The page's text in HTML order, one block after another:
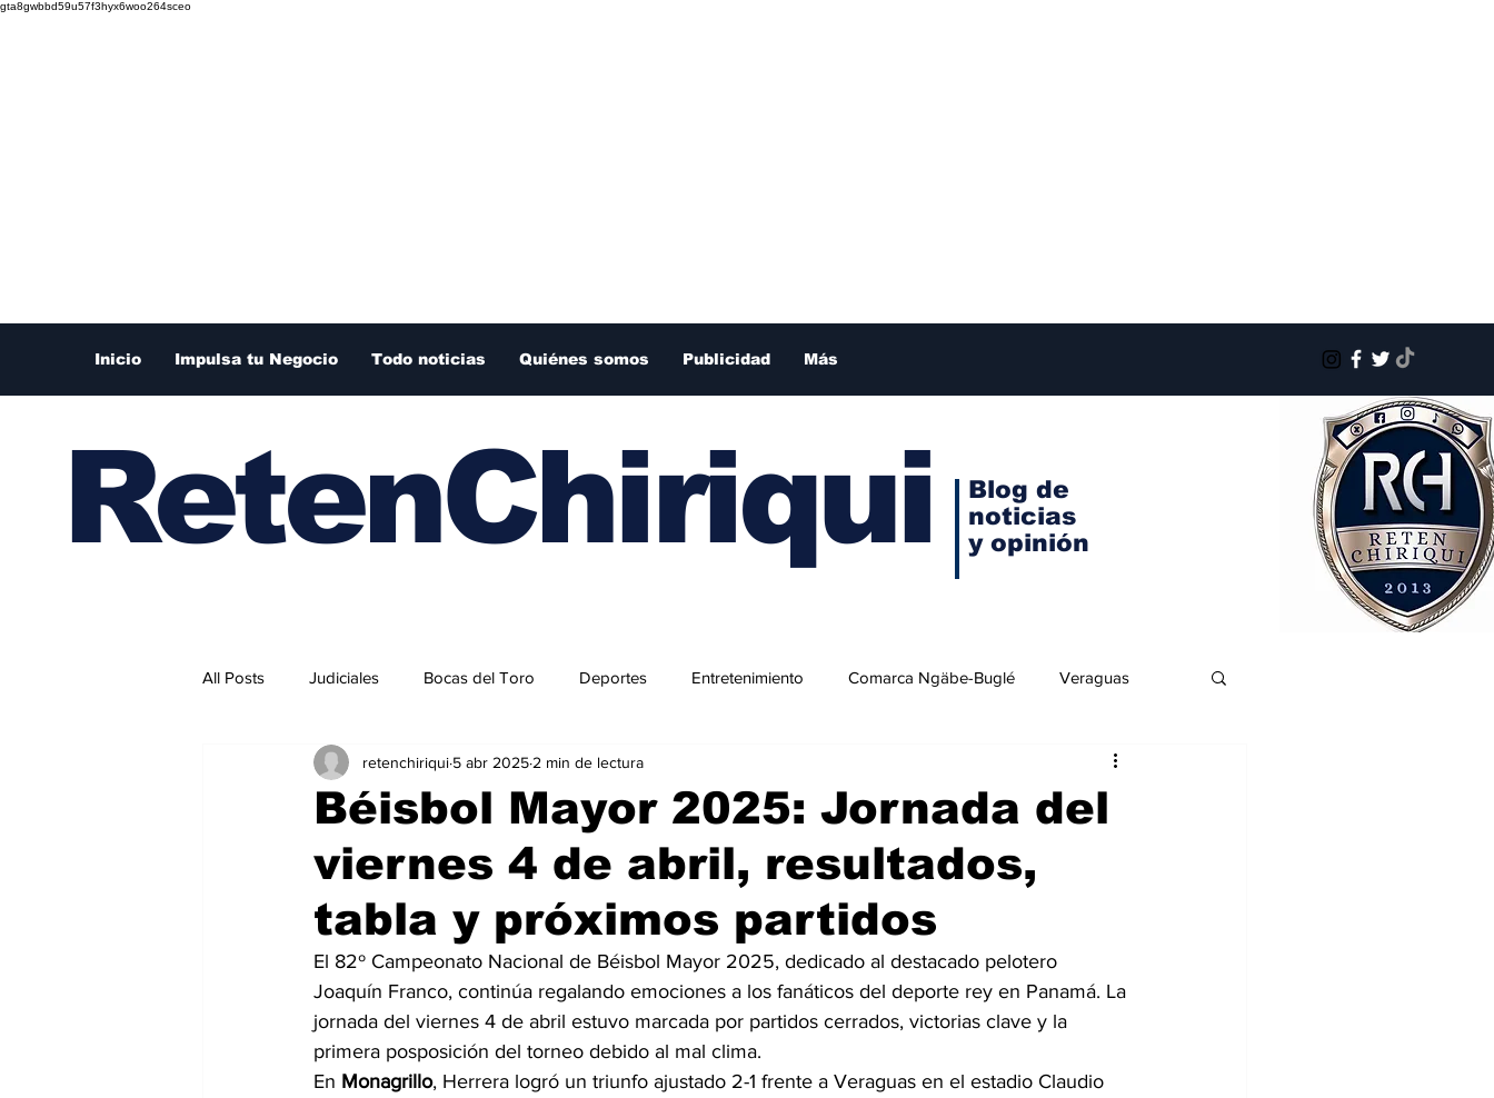
gta8gwbbd59u57f3hyx6woo264sceo
Inicio Impulsa tu Negocio Todo noticias Quiénes somos Publicidad Más
RetenChiriqui
Blog de
noticias
y opinión
All Posts Judiciales Bocas del Toro Deportes Entretenimiento Comarca Ngäbe-Buglé Veraguas
Internacionales
Béisbol Mayor 2025: Jornada del
viernes 4 de abril, resultados,
tabla y próximos partidos
retenchiriqui 5 abr 2025 2 min de lectura
El 82º Campeonato Nacional de Béisbol Mayor 2025, dedicado al destacado pelotero
Joaquín Franco, continúa regalando emociones a los fanáticos del deporte rey en Panamá. La
jornada del viernes 4 de abril estuvo marcada por partidos cerrados, victorias clave y la
primera posposición del torneo debido al mal clima.
En Monagrillo, Herrera logró un triunfo ajustado 2-1 frente a Veraguas en el estadio Claudio